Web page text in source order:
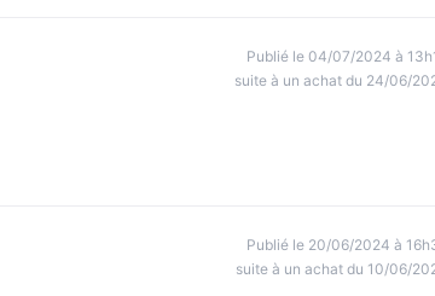
Publié le 04/07/2024 à
suite à un achat du 24/06/
Publié le 20/06/2024 à
suite à un achat du 10/06/